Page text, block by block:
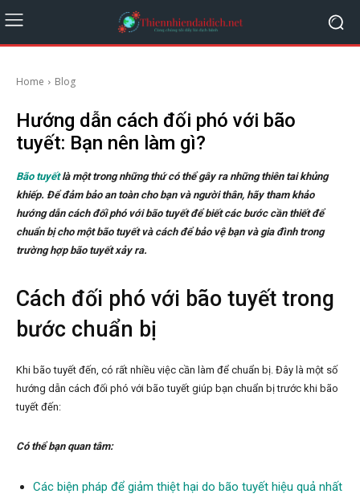
Home Blog
Hướng dẫn cách đối phó với bão
tuyết: Bạn nên làm gì?
Bão tuyếtlà một trong những thứ có thể gây ra những thiên tai khủng
khiếp. Để đảm bảo an toàn cho bạn và người thân, hãy tham khảo
hướng dẫn cách đối phó với bão tuyết để biết các bước cần thiết để
chuẩn bị cho một bão tuyết và cách để bảo vệ bạn và gia đình trong
trường hợp bão tuyết xảy ra.
Cách đối phó với bão tuyết trong
bước chuẩn bị
Khi bão tuyết đến, có rất nhiều việc cần làm để chuẩn bị. Đây là một số
hướng dẫn cách đối phó với bão tuyết giúp bạn chuẩn bị trước khi bão
tuyết đến:
Có thể bạn quan tâm:
Các biện pháp để giảm thiệt hại do bão tuyết hiệu quả nhất